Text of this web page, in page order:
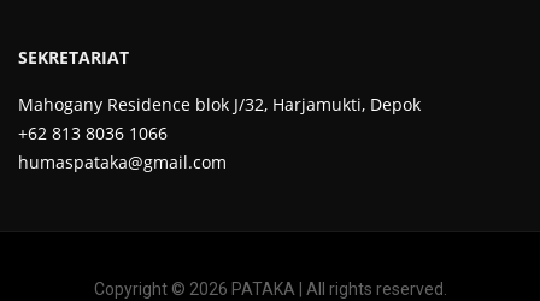
SEKRETARIAT
Mahogany Residence blok J/32, Harjamukti, Depok
+62 813 8036 1066
humaspataka@gmail.com
Copyright © 2026 PATAKA | All rights reserved.